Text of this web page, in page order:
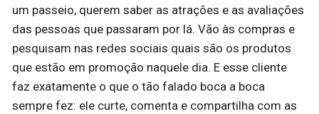
um passeio, querem saber as atrações e as avaliações
das pessoas que passaram por lá. Vão às compras e
pesquisam nas redes sociais quais são os produtos
que estão em promoção naquele dia. E esse cliente
faz exatamente o que o tão falado boca a boca
sempre fez: ele curte, comenta e compartilha com as